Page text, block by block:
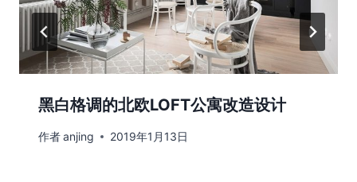
黑白格调的北欧LOFT公寓改造设计
作者anjing 2019年1月13日